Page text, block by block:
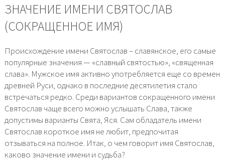
ЗНАЧЕНИЕ ИМЕНИ СВЯТОСЛАВ
(СОКРАЩЕННОЕ ИМЯ)
Происхождение имени Святослав – славянское, его самые
популярные значения — «славный святостью», «священная
слава». Мужское имя активно употребляется еще со времен
древней Руси, однако в последние десятилетия стало
встречаться редко. Среди вариантов сокращенного имени
Святослав чаще всего можно услышать Слава, также
допустимы варианты Свята, Яся. Сам обладатель имени
Святослав короткое имя не любит, предпочитая
отзываться на полное. Итак, о чем говорит имя Святослав,
каково значение имени и судьба?